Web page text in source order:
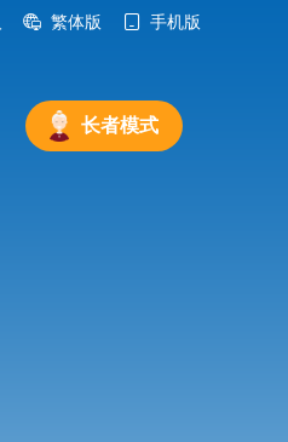
繁体版 手机版
长者模式